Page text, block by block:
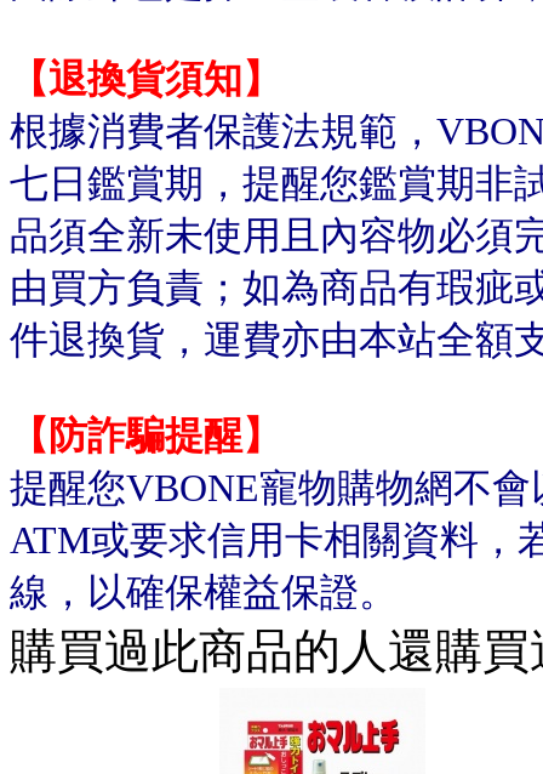
【退換貨須知】
根據消費者保護法規範，
七日鑑賞期，提醒您鑑賞期非
品須全新未使用且內容物必須
由買方負責；如為商品有瑕疵
件退換貨，運費亦由本站全額
【防詐騙提醒】
提醒您VBONE寵物購物網不
ATM或要求信用卡相關資料，
線，以確保權益保證。
購買過此商品的人還購買